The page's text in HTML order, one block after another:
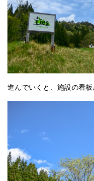
進んでいくと、施設の看板